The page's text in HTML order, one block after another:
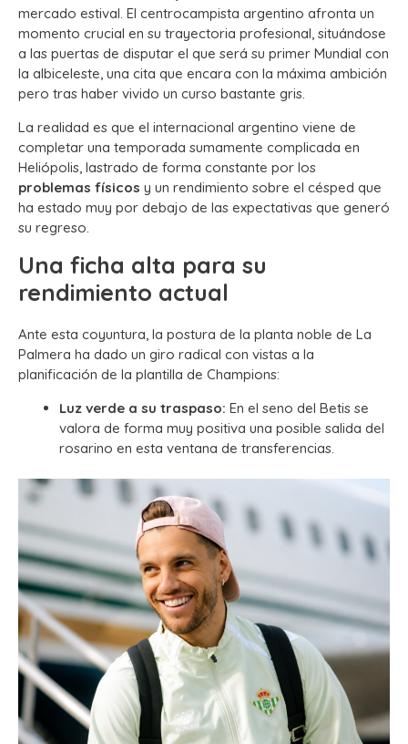
mercado estival. El centrocampista argentino afronta un
momento crucial en su trayectoria profesional, situándose
a las puertas de disputar el que será su primer Mundial con
la albiceleste, una cita que encara con la máxima ambición
pero tras haber vivido un curso bastante gris.
La realidad es que el internacional argentino viene de
completar una temporada sumamente complicada en
Heliópolis, lastrado de forma constante por los
problemas físicos y un rendimiento sobre el césped que
ha estado muy por debajo de las expectativas que generó
su regreso.
Una ficha alta para su
rendimiento actual
Ante esta coyuntura, la postura de la planta noble de La
Palmera ha dado un giro radical con vistas a la
planificación de la plantilla de Champions:
Luz verde a su traspaso: En el seno del Betis se
valora de forma muy positiva una posible salida del
rosarino en esta ventana de transferencias.